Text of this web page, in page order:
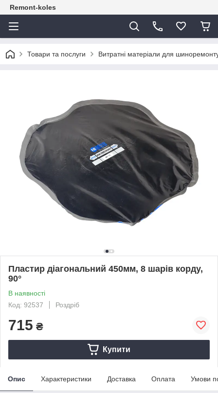
Remont-koles
Товари та послуги Витратні матеріали для
Пластир діагональний 450мм, 8 шарів корду,
90°
В наявності
Код: 92537
Роздріб
715 ₴
Купити
Опис Характеристики Доставка Оплата Умови